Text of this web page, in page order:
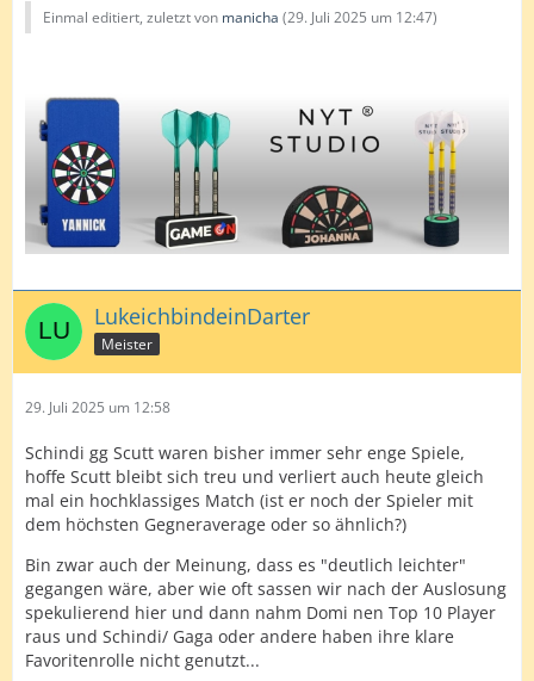
Einmal editiert, zuletzt von manicha (29. Juli 2025 um 12:47)
LukeichbindeinDarter
Meister
29. Juli 2025 um 12:58
Schindi gg Scutt waren bisher immer sehr enge Spiele,
hoffe Scutt bleibt sich treu und verliert auch heute gleich
mal ein hochklassiges Match (ist er noch der Spieler mit
dem höchsten Gegneraverage oder so ähnlich?)
Bin zwar auch der Meinung, dass es "deutlich leichter"
gegangen wäre, aber wie oft sassen wir nach der Auslosung
spekulierend hier und dann nahm Domi nen Top 10 Player
raus und Schindi/ Gaga oder andere haben ihre klare
Favoritenrolle nicht genutzt...